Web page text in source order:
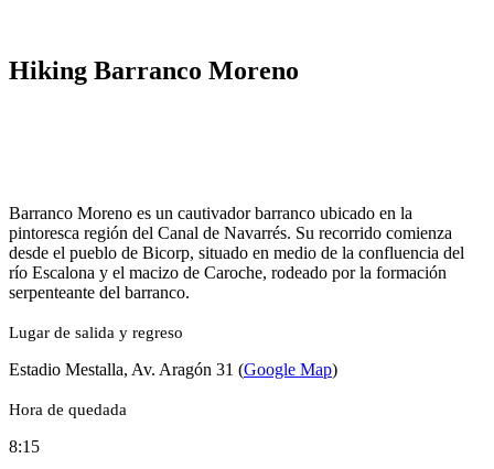
Hiking Barranco Moreno
Barranco Moreno es un cautivador barranco ubicado en la
pintoresca región del Canal de Navarrés. Su recorrido comienza
desde el pueblo de Bicorp, situado en medio de la confluencia del
río Escalona y el macizo de Caroche, rodeado por la formación
serpenteante del barranco.
Lugar de salida y regreso
Estadio Mestalla, Av. Aragón 31 (Google Map)
Hora de quedada
8:15